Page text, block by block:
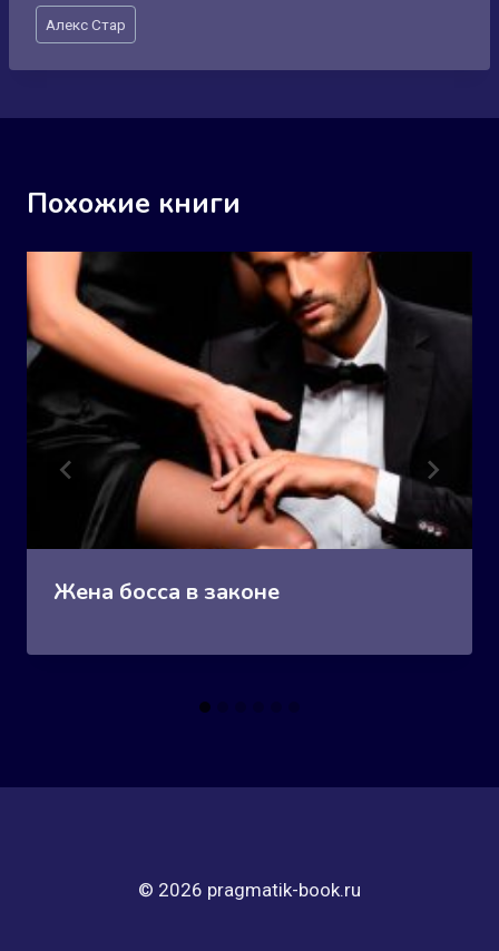
Метки
записи:
Алекс Стар
Похожие книги
Жена босса в законе
© 2026 pragmatik-book.ru